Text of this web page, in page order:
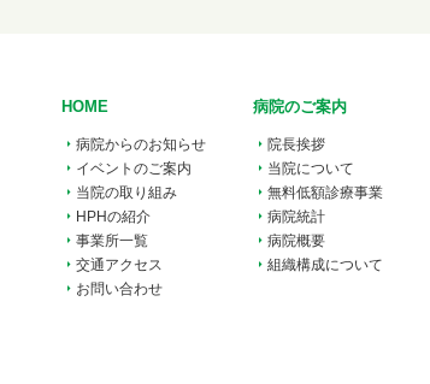
HOME
病院からのお知らせ
イベントのご案内
当院の取り組み
HPHの紹介
事業所一覧
交通アクセス
お問い合わせ
病院のご案内
院長挨拶
当院について
無料低額診療事業
病院統計
病院概要
組織構成について